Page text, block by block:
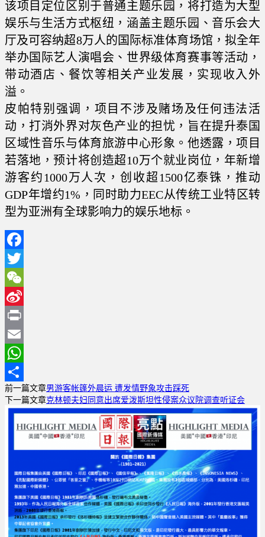
该项目定位区别于普通主题乐园，将打造为大型
娱乐与生活方式枢纽，涵盖主题乐园、音乐会大
厅及可容纳超8万人的国际标准体育场馆，拟全年
举办国际艺人演唱会、世界级体育赛事等活动，
带动酒店、餐饮等相关产业发展，实现收入外
溢。
皮帕特别强调，项目不涉及赌场及任何违法活
动，打消外界对灰色产业的担忧，旨在提升泰国
区域性音乐与体育旅游中心形象。他透露，项目
若落地，预计将创造超10万个就业岗位，年新增
游客约1000万人次，创收超1500亿泰铢，推动
GDP年增约1%，同时助力EEC从传统工业特区转
型为亚洲有全球影响力的娱乐地标。
Facebook
Twitter
WeChat
Sina
Weibo
Print
Email
WhatsApp
分
享
前一篇文章男游客帐篷外晨运 遭发情野象攻击踩死
下一篇文章克林顿夫妇同意出席爱泼斯坦性侵案众议院调查听证会